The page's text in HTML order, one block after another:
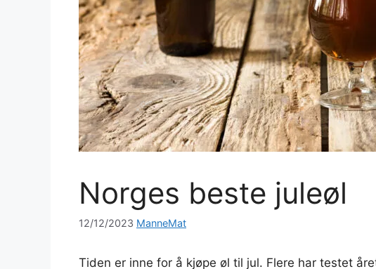
Norges beste juleøl
12/12/2023 ManneMat
Tiden er inne for å kjøpe øl til jul. Flere har testet